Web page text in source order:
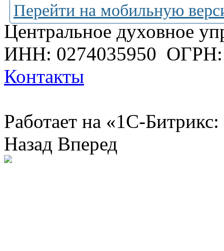
Перейти на мобильную
Центральное духовное
ИНН: 0274035950 ОГРН:
Контакты
Работает на «1С-
Назад Вперед